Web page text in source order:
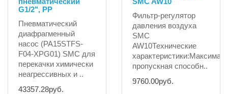
G1/2", PP
Пневматический
диафрагменный
насос (PA15STFS-
F04-XPG01) SMC для
перекачки химически
неагрессивных и ..
43357.28руб.
Фильтр-регулятор
давления воздуха
SMC
AW10Технические
пропускная способн..
9760.00руб.